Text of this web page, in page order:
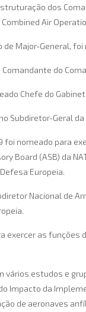
dos
Air
Major-General,
Comandante do
Chefe do
Subdiretor-Geral da
foi nomeado para
Board (ASB) da
Europeia.
Nacional de
exercer as funções
vários estudos e
Impacto da
de aeronaves